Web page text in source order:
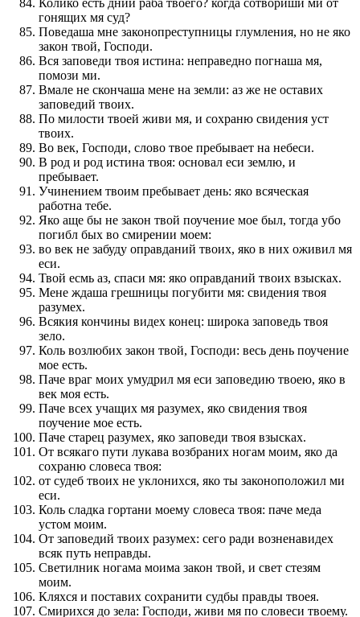
гонящих мя суд?
Поведаша мне законопреступницы глумления, но не яко
закон твой, Господи.
Вся заповеди твоя истина: неправедно погнаша мя,
помози ми.
Вмале не скончаша мене на земли: аз же не оставих
заповедий твоих.
По милости твоей живи мя, и сохраню свидения уст
твоих.
Во век, Господи, слово твое пребывает на небеси.
В род и род истина твоя: основал еси землю, и
пребывает.
Учинением твоим пребывает день: яко всяческая
работна тебе.
Яко аще бы не закон твой поучение мое был, тогда убо
погибл бых во смирении моем:
во век не забуду оправданий твоих, яко в них оживил мя
еси.
Твой есмь аз, спаси мя: яко оправданий твоих взысках.
Мене ждаша грешницы погубити мя: свидения твоя
разумех.
Всякия кончины видех конец: широка заповедь твоя
зело.
Коль возлюбих закон твой, Господи: весь день поучение
мое есть.
Паче враг моих умудрил мя еси заповедию твоею, яко в
век моя есть.
Паче всех учащих мя разумех, яко свидения твоя
поучение мое есть.
Паче старец разумех, яко заповеди твоя взысках.
От всякаго пути лукава возбраних ногам моим, яко да
сохраню словеса твоя:
от судеб твоих не уклонихся, яко ты законоположил ми
еси.
Коль сладка гортани моему словеса твоя: паче меда
устом моим.
От заповедий твоих разумех: сего ради возненавидех
всяк путь неправды.
Светилник ногама моима закон твой, и свет стезям
моим.
Кляхся и поставих сохранити судбы правды твоея.
Смирихся до зела: Господи, живи мя по словеси твоему.